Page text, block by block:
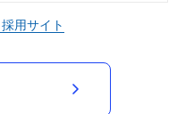
採用サイト